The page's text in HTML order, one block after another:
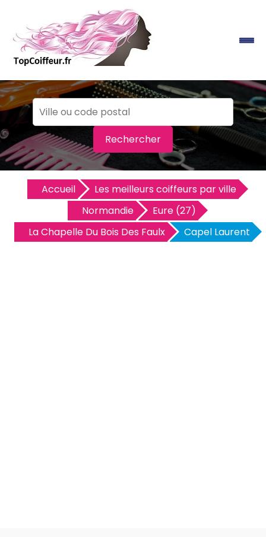
Rechercher
Accueil
Les meilleurs coiffeurs par ville
Normandie
Eure (27)
La Chapelle Du Bois Des Faulx
Capel Laurent